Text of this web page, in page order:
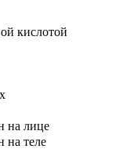
кислотой
на лице
на теле